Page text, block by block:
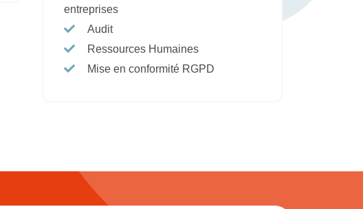
entreprises
Audit
Ressources Humaines
Mise en conformité RGPD